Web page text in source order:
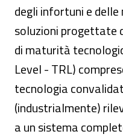
degli infortuni e
soluzioni progettate
di maturità
Level - TRL)
tecnologia
(industrialmente)
a un sistema